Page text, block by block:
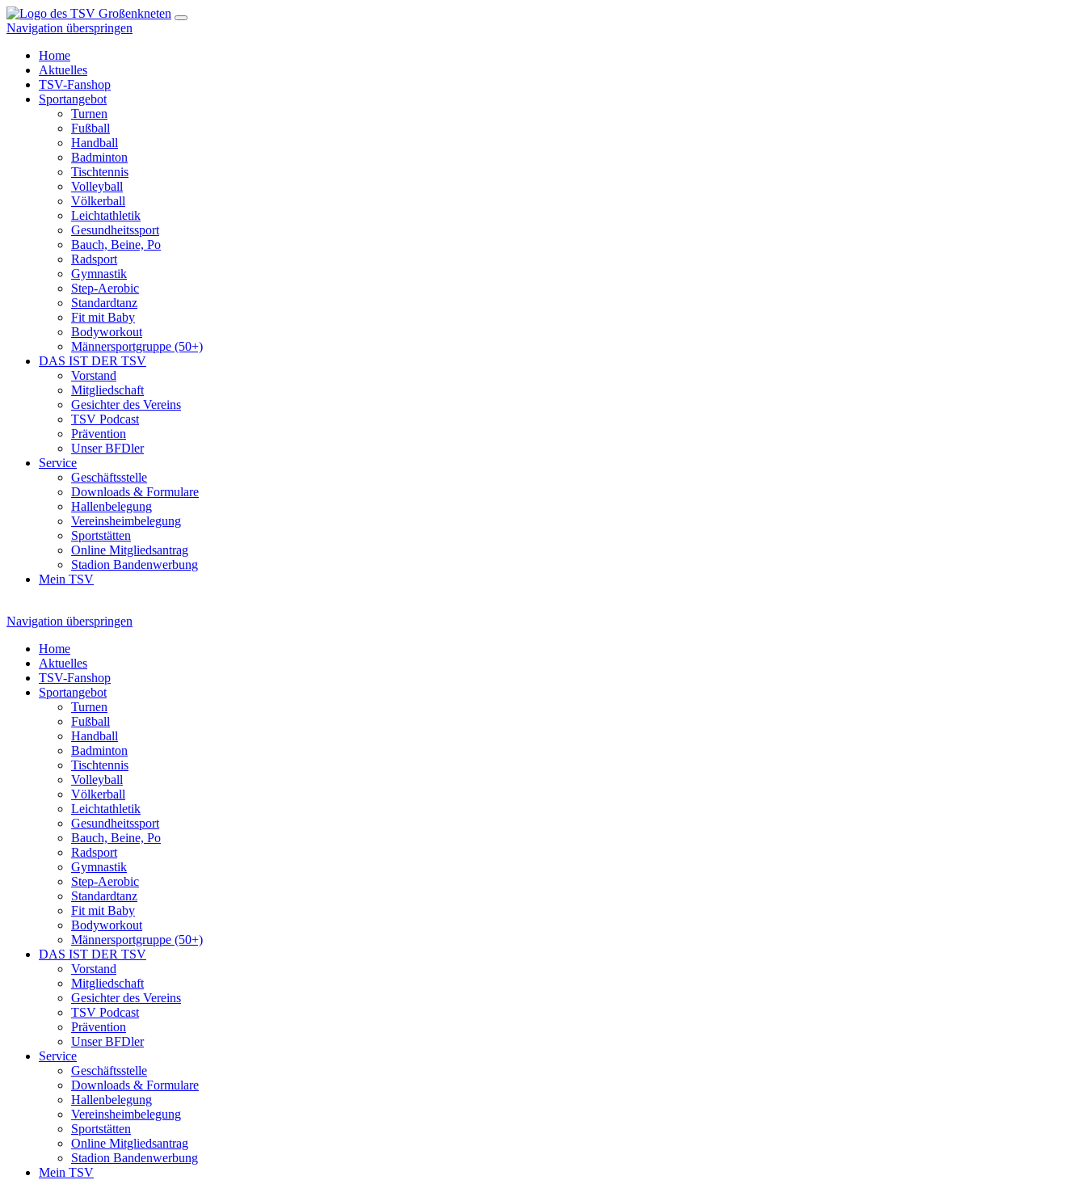
Navigation überspringen
Home
Aktuelles
TSV-Fanshop
Sportangebot
Turnen
Fußball
Handball
Badminton
Tischtennis
Volleyball
Völkerball
Leichtathletik
Gesundheitssport
Bauch, Beine, Po
Radsport
Gymnastik
Step-Aerobic
Standardtanz
Fit mit Baby
Bodyworkout
Männersportgruppe (50+)
DAS IST DER TSV
Vorstand
Mitgliedschaft
Gesichter des Vereins
TSV Podcast
Prävention
Unser BFDler
Service
Geschäftsstelle
Downloads & Formulare
Hallenbelegung
Vereinsheimbelegung
Sportstätten
Online Mitgliedsantrag
Stadion Bandenwerbung
Mein TSV
Navigation überspringen
Home
Aktuelles
TSV-Fanshop
Sportangebot
Turnen
Fußball
Handball
Badminton
Tischtennis
Volleyball
Völkerball
Leichtathletik
Gesundheitssport
Bauch, Beine, Po
Radsport
Gymnastik
Step-Aerobic
Standardtanz
Fit mit Baby
Bodyworkout
Männersportgruppe (50+)
DAS IST DER TSV
Vorstand
Mitgliedschaft
Gesichter des Vereins
TSV Podcast
Prävention
Unser BFDler
Service
Geschäftsstelle
Downloads & Formulare
Hallenbelegung
Vereinsheimbelegung
Sportstätten
Online Mitgliedsantrag
Stadion Bandenwerbung
Mein TSV